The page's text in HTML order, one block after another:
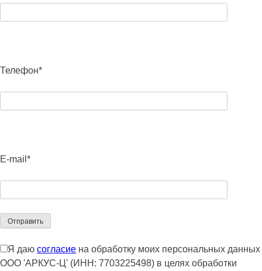
Телефон*
E-mail*
Я даю согласие на обработку моих персональных данных
ООО 'АРКУС-Ц' (ИНН: 7703225498) в целях обработки